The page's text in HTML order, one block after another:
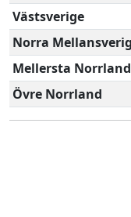
Västsverige
Norra
Mellersta Norrland
Övre Norrland